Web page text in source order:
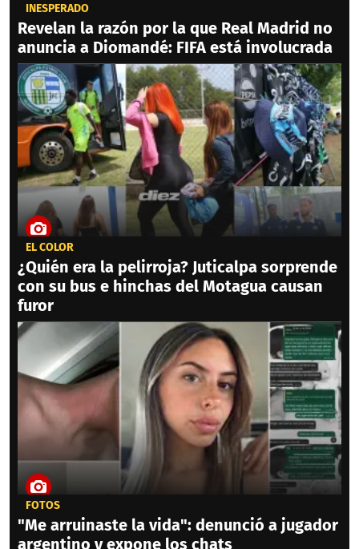
INESPERADO
Revelan la razón por la que Real Madrid no
anuncia a Diomandé: FIFA está involucrada
EL COLOR
¿Quién era la pelirroja? Juticalpa sorprende
con su bus e hinchas del Motagua causan
furor
FOTOS
"Me arruinaste la vida": denunció a jugador
argentino y expone los chats